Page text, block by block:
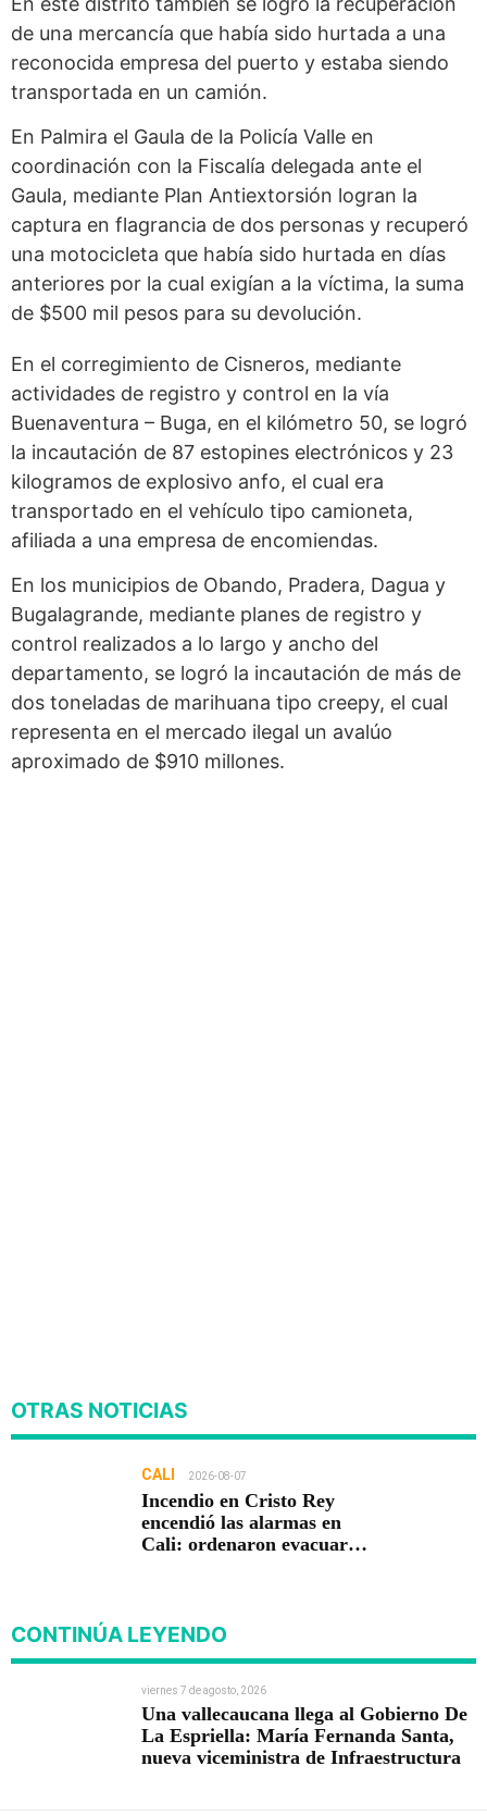
de una mercancía que había sido hurtada a una
reconocida empresa del puerto y estaba siendo
transportada en un camión.
En Palmira el Gaula de la Policía Valle en
coordinación con la Fiscalía delegada ante el
Gaula, mediante Plan Antiextorsión logran la
captura en flagrancia de dos personas y recuperó
una motocicleta que había sido hurtada en días
anteriores por la cual exigían a la víctima, la suma
de $500 mil pesos para su devolución.
En el corregimiento de Cisneros, mediante
actividades de registro y control en la vía
Buenaventura – Buga, en el kilómetro 50, se logró
la incautación de 87 estopines electrónicos y 23
kilogramos de explosivo anfo, el cual era
transportado en el vehículo tipo camioneta,
afiliada a una empresa de encomiendas.
En los municipios de Obando, Pradera, Dagua y
Bugalagrande, mediante planes de registro y
control realizados a lo largo y ancho del
departamento, se logró la incautación de más de
dos toneladas de marihuana tipo creepy, el cual
representa en el mercado ilegal un avalúo
aproximado de $910 millones.
OTRAS NOTICIAS
CALI 2026-08-07
Incendio en Cristo Rey
encendió las alarmas en
Cali: ordenaron evacuar
CONTINÚA LEYENDO
viernes 7 de agosto, 2026
Una vallecaucana llega al Gobierno De
La Espriella: María Fernanda Santa,
nueva viceministra de Infraestructura